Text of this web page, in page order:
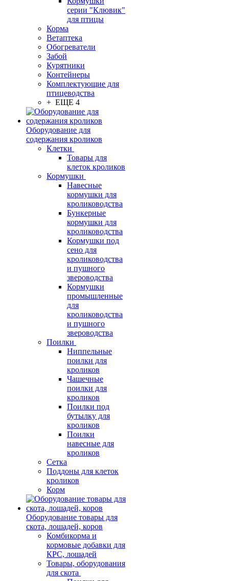
серии "Клювик"
для птицы
Корма
Ветаптека
Обогреватели
Забой
Курятники
Контейнеры
Комплектующие для
птицеводства
+ ЕЩЕ 4
Оборудование для
содержания кроликов
Клетки
Товары для
клеток кроликов
Кормушки
Навесные
кормушки для
кролиководства
Бункерные
кормушки для
кролиководства
Кормушки под
сено для
кролиководства
и пушного
звероводства
Кормушки
промышленные
для
кролиководства
и пушного
звероводства
Поилки
Ниппельные
поилки для
кроликов
Чашечные
поилки для
кроликов
Поилки под
бутылку для
кроликов
Поилки
навесные для
кроликов
Сетка
Поддоны для клеток
кроликов
Корм
Оборудование товары для
скота, лошадей, коров
Комбикорма и
кормовые добавки для
КРС, лошадей
Товары, оборудования
для скота